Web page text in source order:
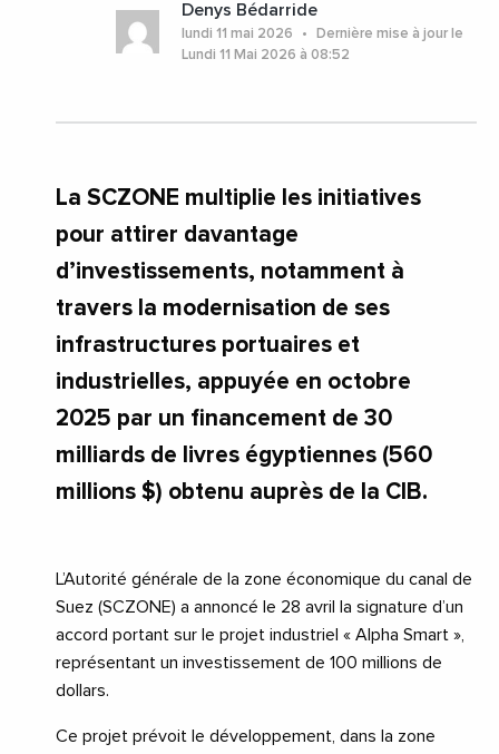
Denys Bédarride
lundi 11 mai 2026
Dernière mise à jour le
Lundi 11 Mai 2026 à 08:52
La SCZONE multiplie les initiatives
pour attirer davantage
d’investissements, notamment à
travers la modernisation de ses
infrastructures portuaires et
industrielles, appuyée en octobre
2025 par un financement de 30
milliards de livres égyptiennes (560
millions $) obtenu auprès de la CIB.
L’Autorité générale de la zone économique du canal de
Suez (SCZONE) a annoncé le 28 avril la signature d’un
accord portant sur le projet industriel « Alpha Smart »,
représentant un investissement de 100 millions de
dollars.
Ce projet prévoit le développement, dans la zone